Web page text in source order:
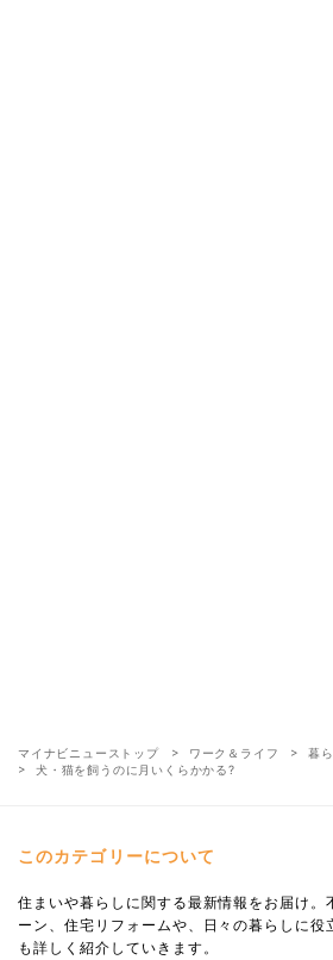
マイナビニューストップ ワーク＆ライフ
暮ら
犬・猫を飼うのに月いくらかかる?
このカテゴリーについて
住まいや暮らしに関する最新情報をお届け。
ーン、住宅リフォームや、日々の暮らしに役
も詳しく紹介していきます。